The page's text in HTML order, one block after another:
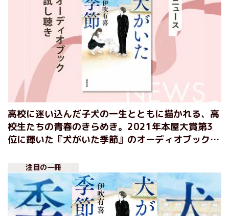
高校に迷い込んだ子犬の一生とともに描かれる、高
校生たちの青春のきらめき。2021年本屋大賞第3
位に輝いた『犬がいた季節』のオーディオブック冒
注目の一冊